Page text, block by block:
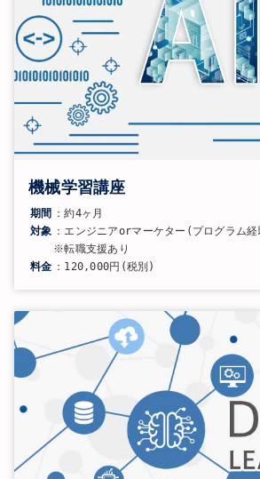
機械学習講座
期間 ：約4ヶ月
対象 ：エンジニアorマーケター(プログラム
※転職支援あり
料金 ：120,000円(税別)